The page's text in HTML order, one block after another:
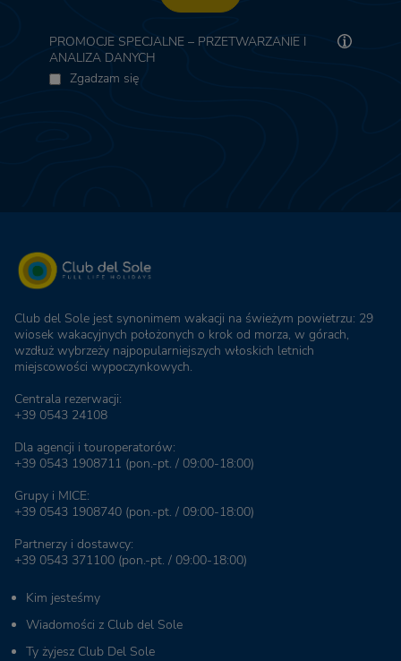
PROMOCJE SPECJALNE – PRZETWARZANIE I
ANALIZA DANYCH
Zgadzam się
Club del Sole jest synonimem wakacji na świeżym powietrzu: 29
wiosek wakacyjnych położonych o krok od morza, w górach,
wzdłuż wybrzeży najpopularniejszych włoskich letnich
miejscowości wypoczynkowych.
Centrala rezerwacji:
+39 0543 24108
Dla agencji i touroperatorów:
+39 0543 1908711 (pon.-pt. / 09:00-18:00)
Grupy i MICE:
+39 0543 1908740 (pon.-pt. / 09:00-18:00)
Partnerzy i dostawcy:
+39 0543 371100 (pon.-pt. / 09:00-18:00)
Kim jesteśmy
Wiadomości z Club del Sole
Ty żyjesz Club Del Sole